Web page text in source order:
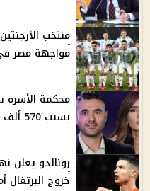
منتخب
مواجهة مصر في دور الـ16
محكمة الأسرة
بسبب 570 ألف جنيه متجمد نفقة خادم
رونالدو يعلن
خروج البرتغال